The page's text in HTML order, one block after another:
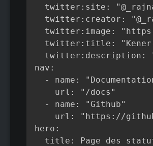
twitter:site:
twitter:creator:
twitter:image:
twitter:title:
twitter:description:
nav:
- name:
    url: "/docs"
  - name: "Github"
url: "https://
hero:
title: Page des